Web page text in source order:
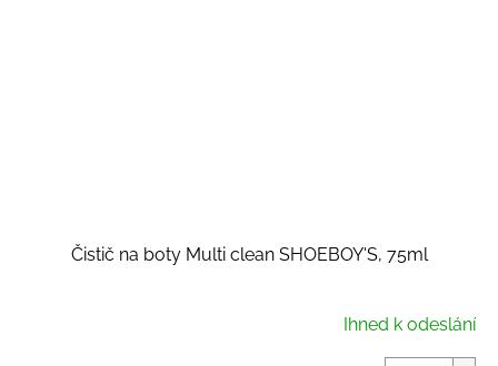
Čistič na boty Multi clean SHOEBOY'S, 75ml
Ihned k odeslání